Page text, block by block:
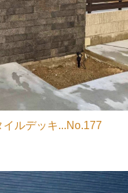
ルデッキ...No.177